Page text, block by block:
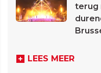
terug
LEES MEER